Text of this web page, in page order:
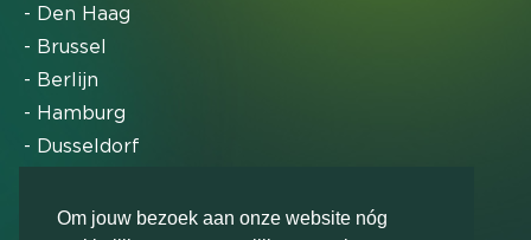
Om jouw bezoek aan onze website nóg
- Den Haag
- Brussel
- Berlijn
- Hamburg
- Dusseldorf